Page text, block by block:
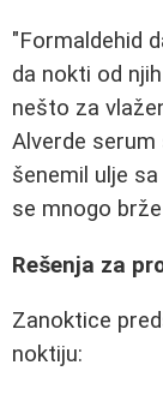
"Formaldehid
da nokti od
nešto za
Alverde serum
šenemil ulje
se mnogo
Rešenja za
Zanoktice
noktiju: